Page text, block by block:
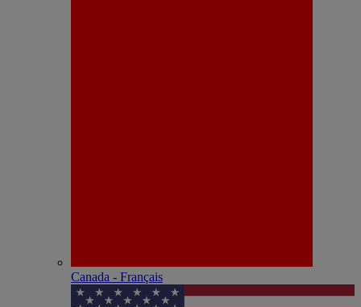
Canada - Français